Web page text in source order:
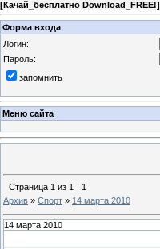
[Качай_бесплатно Download_FREE!]
Форма входа
Логин:
Пароль:
запомнить
Меню сайта
Страница 1 из 1
1
Архив » Спорт » 14 марта 2010
14 марта 2010